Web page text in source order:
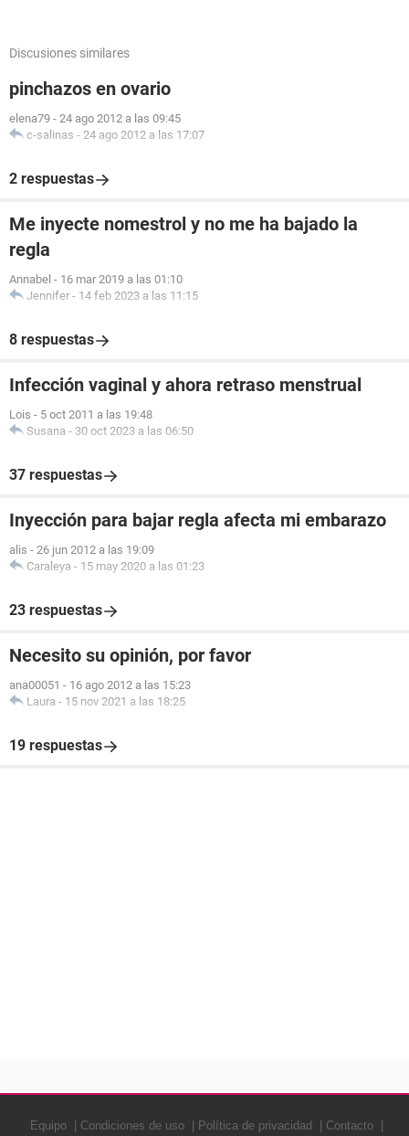
Discusiones similares
pinchazos en ovario
elena79 - 24 ago 2012 a las 09:45
c-salinas - 24 ago 2012 a las 17:07
2 respuestas
Me inyecte nomestrol y no me ha bajado la
regla
Annabel - 16 mar 2019 a las 01:10
Jennifer - 14 feb 2023 a las 11:15
8 respuestas
Infección vaginal y ahora retraso menstrual
Lois - 5 oct 2011 a las 19:48
Susana - 30 oct 2023 a las 06:50
37 respuestas
Inyección para bajar regla afecta mi embarazo
alis - 26 jun 2012 a las 19:09
Caraleya - 15 may 2020 a las 01:23
23 respuestas
Necesito su opinión, por favor
ana00051 - 16 ago 2012 a las 15:23
Laura - 15 nov 2021 a las 18:25
19 respuestas
Equipo Condiciones de uso Política de privacidad Contacto